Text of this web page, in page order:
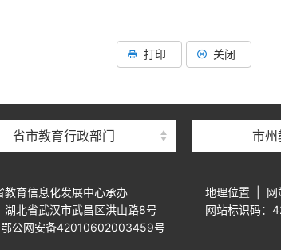
打印 关闭
省市教育行政部门 市州
教育信息化发展中心承办
湖北省武汉市武昌区洪山路8号
鄂公网安备42010602003459号
地理位置 网
网站标识码：